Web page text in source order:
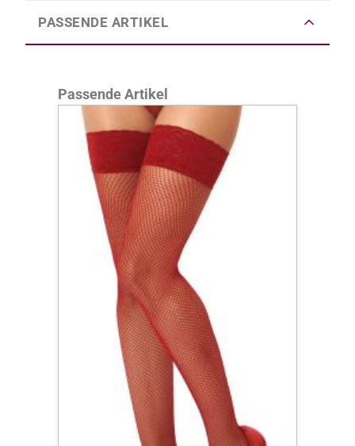
PASSENDE ARTIKEL
Produktgalerie überspringen
Passende Artikel